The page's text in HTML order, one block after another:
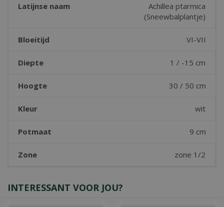
Latijnse naam
Achillea ptarmica
(Sneewbalplantje)
Bloeitijd VI-VII
Diepte 1 / -15 cm
Hoogte 30 / 50 cm
Kleur wit
Potmaat 9 cm
Zone zone 1/2
INTERESSANT VOOR JOU?